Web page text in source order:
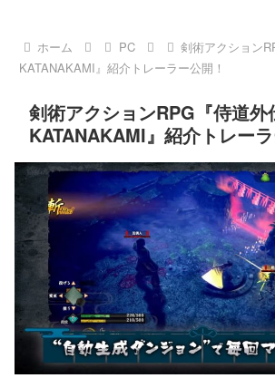
ホーム PC
剣術アクション
KATANAKAMI』紹介トレーラー公開！
剣術アクションRPG『侍道外
KATANAKAMI』紹介トレーラ